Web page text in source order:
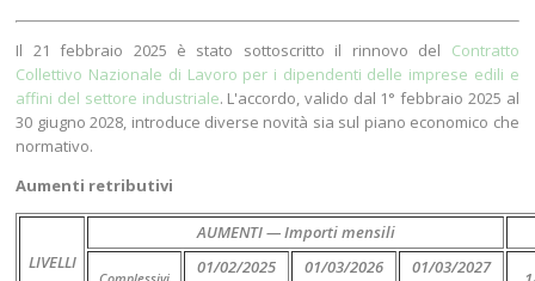
Il 21 febbraio 2025 è stato sottoscritto il rinnovo del Contratto
Collettivo Nazionale di Lavoro per i dipendenti delle imprese edili e
affini del settore industriale. L'accordo, valido dal 1° febbraio 2025 al
30 giugno 2028, introduce diverse novità sia sul piano economico che
normativo.
Aumenti retributivi
LIVELLI
AUMENTI — Importi mensili
01/02/2025
01/03/2026
01/03/2027